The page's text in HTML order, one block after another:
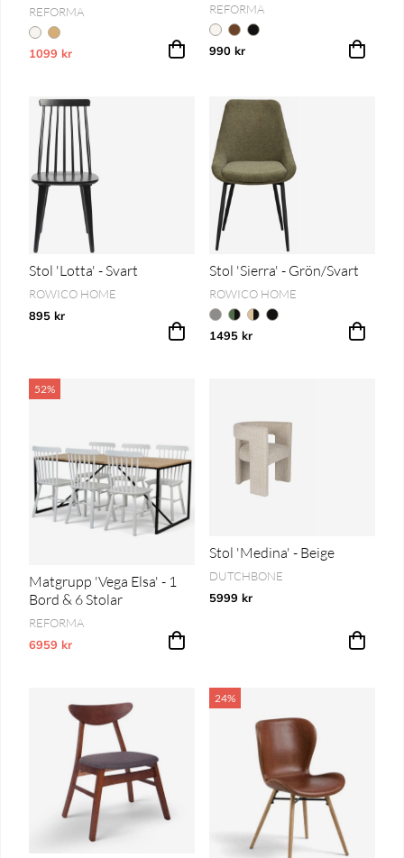
REFORMA
1099 kr
Vårt lägsta pris 1-30 dagar innan prissänkning
REFORMA
990 kr
Stol 'Lotta' - Svart
ROWICO HOME
895 kr
Stol 'Sierra' - Grön/Svart
ROWICO HOME
1495 kr
52%
Matgrupp 'Vega Elsa' - 1
Bord & 6 Stolar
REFORMA
6959 kr
Vårt lägsta pris 1-30 dagar innan prissänkning
Stol 'Medina' - Beige
DUTCHBONE
5999 kr
24%